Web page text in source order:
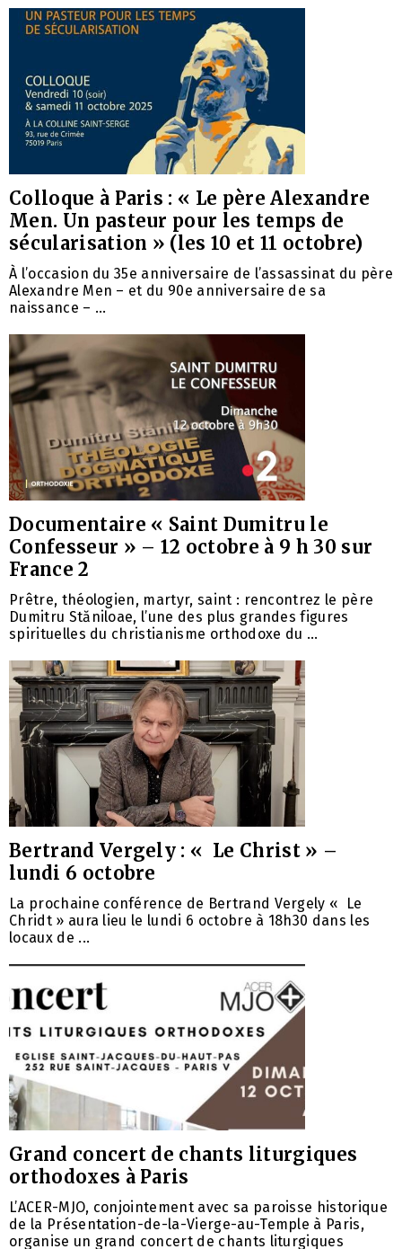
Colloque à Paris : « Le père Alexandre
Men. Un pasteur pour les temps de
sécularisation » (les 10 et 11 octobre)
À l’occasion du 35e anniversaire de l’assassinat du père
Alexandre Men – et du 90e anniversaire de sa
naissance – ...
Documentaire « Saint Dumitru le
Confesseur » – 12 octobre à 9 h 30 sur
France 2
Prêtre, théologien, martyr, saint : rencontrez le père
Dumitru Stăniloae, l’une des plus grandes figures
spirituelles du christianisme orthodoxe du ...
Bertrand Vergely : « Le Christ » –
lundi 6 octobre
La prochaine conférence de Bertrand Vergely « Le
Chridt » aura lieu le lundi 6 octobre à 18h30 dans les
locaux de ...
Grand concert de chants liturgiques
orthodoxes à Paris
L’ACER-MJO, conjointement avec sa paroisse historique
de la Présentation-de-la-Vierge-au-Temple à Paris,
organise un grand concert de chants liturgiques